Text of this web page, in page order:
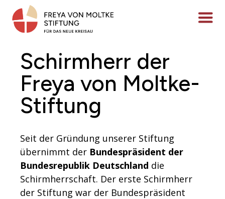
Inhalt
springen
Menü
Schirmherr der
Freya von Moltke-
Stiftung
Seit der Gründung unserer Stiftung
übernimmt der Bundespräsident der
Bundesrepublik Deutschland die
Schirmherrschaft. Der erste Schirmherr
der Stiftung war der Bundespräsident